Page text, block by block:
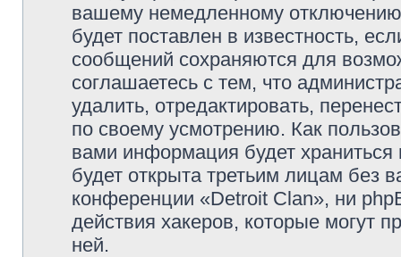
вашему немедленному
будет поставлен в известность,
сообщений сохраняются для
соглашаетесь с тем, что
удалить, отредактировать,
по своему усмотрению. Как
вами информация будет
будет открыта третьим лицам без
конференции «Detroit Clan», ни
действия хакеров, которые могут
ней.